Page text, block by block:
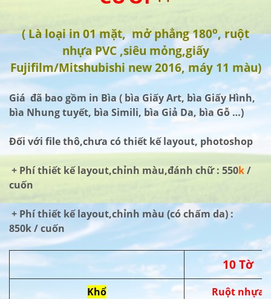
( Là loại in 01 mặt, mở phẳng 180o, ruột
nhựa PVC ,siêu mỏng,giấy
Fujifilm/Mitshubishi new 2016, máy 11 màu)
Giá đã bao gồm in Bìa ( bìa Giấy Art, bìa Giấy Hình,
bìa Nhung tuyết, bìa Simili, bìa Giả Da, bìa Gỗ …)
Đối với file thô,chưa có thiết kế layout, photoshop
+ Phí thiết kế layout,chỉnh màu,đánh chữ : 550k/
cuốn
+ Phí thiết kế layout,chỉnh màu (có chấm da) :
850k / cuốn
10 Tờ
Khổ
Ruột nhựa